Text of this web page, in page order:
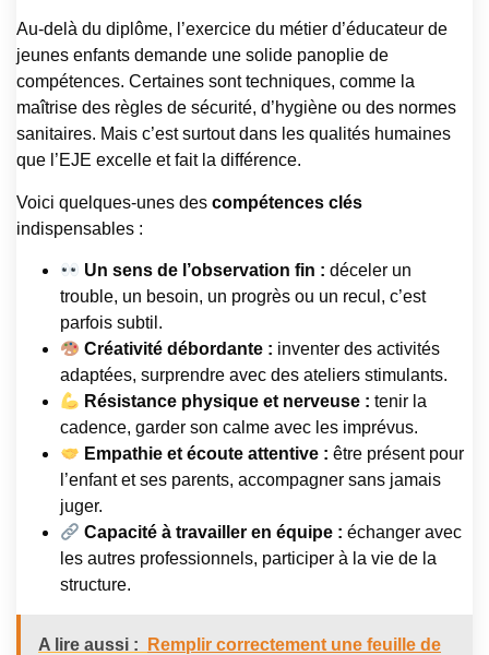
Au-delà du diplôme, l’exercice du métier d’éducateur de
jeunes enfants demande une solide panoplie de
compétences. Certaines sont techniques, comme la
maîtrise des règles de sécurité, d’hygiène ou des normes
sanitaires. Mais c’est surtout dans les qualités humaines
que l’EJE excelle et fait la différence.
Voici quelques-unes des compétences clés
indispensables :
Un sens de l’observation fin : déceler un
trouble, un besoin, un progrès ou un recul, c’est
parfois subtil.
Créativité débordante : inventer des activités
adaptées, surprendre avec des ateliers stimulants.
Résistance physique et nerveuse : tenir la
cadence, garder son calme avec les imprévus.
Empathie et écoute attentive : être présent pour
l’enfant et ses parents, accompagner sans jamais
juger.
Capacité à travailler en équipe : échanger avec
les autres professionnels, participer à la vie de la
structure.
A lire aussi :
Remplir correctement une feuille de